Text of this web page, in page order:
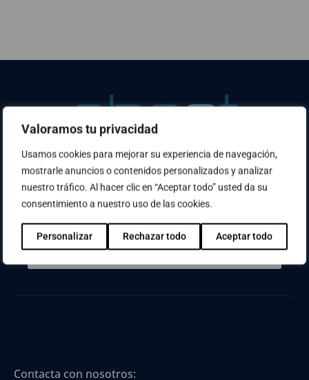
Valoramos tu privacidad
Usamos cookies para mejorar su experiencia de navegación,
mostrarle anuncios o contenidos personalizados y analizar
nuestro tráfico. Al hacer clic en “Aceptar todo” usted da su
consentimiento a nuestro uso de las cookies.
Personalizar Rechazar todo Aceptar todo
¿No has encontrado lo que buscabas? Usa el
buscador
Contacta con nosotros: